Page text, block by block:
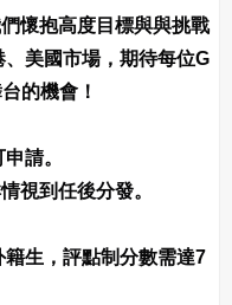
懷抱高度目標與與挑戰
美國市場，期待每位G
的機會！
請。
視到任後分發。
生，評點制分數需達7